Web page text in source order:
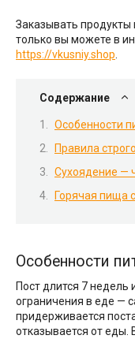
Заказывать продукты
только вы можете в
https://vkusniy.shop
Содержание
Особенности
Правила
Сухоядение —
Горячая пища
Особенности
Пост длится 7 недель
ограничения в еде —
придерживается
отказывается от еды.